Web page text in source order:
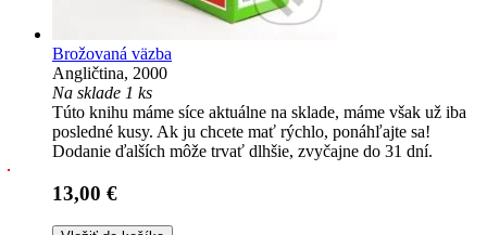
Brožovaná väzba
Angličtina, 2000
Na sklade 1 ks
Túto knihu máme síce aktuálne na sklade, máme však už iba
posledné kusy. Ak ju chcete mať rýchlo, ponáhľajte sa!
Dodanie ďalších môže trvať dlhšie, zvyčajne do 31 dní.
13,00 €